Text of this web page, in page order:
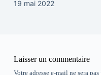
19 mai 2022
Laisser un commentaire
Votre adresse e-mail ne sera